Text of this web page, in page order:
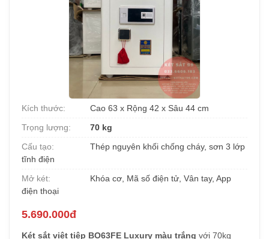
Kích thước:
Cao 63 x Rộng 42 x Sâu 44 cm
Trọng lượng:
70 kg
Cấu tạo:
Thép nguyên khối chống cháy, sơn 3 lớp
tĩnh điện
Mở két:
Khóa cơ, Mã số điện tử, Vân tay, App
điện thoại
5.690.000đ
Két sắt việt tiệp BO63FE Luxury màu trắng với 70kg